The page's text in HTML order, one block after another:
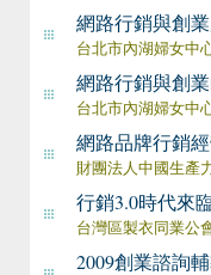
網路行銷與創
台北市內湖婦女中
網路行銷與創
台北市內湖婦女中
網路品牌行銷
財團法人中國生產
行銷3.0時代來
台灣區製衣同業公
2009創業諮詢